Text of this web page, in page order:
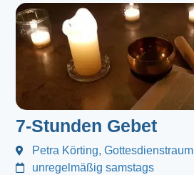
7-Stunden Gebet
Petra Körting, Gottesdienstraum
unregelmäßig samstags